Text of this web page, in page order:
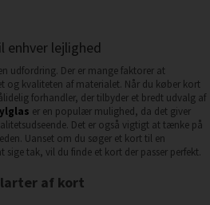
lejlighed
udfordring. Der er mange faktorer at
og kvaliteten af materialet. Når du køber kort
forhandler, der tilbyder et bredt udvalg af
er en populær mulighed, da det giver
Det er også vigtigt at tænke på
Uanset om du søger et kort til en
tak, vil du finde et kort der passer perfekt.
af kort